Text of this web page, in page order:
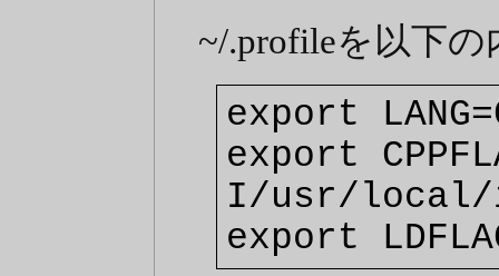
~/.profileを以下
export
export
I/usr/local/
export